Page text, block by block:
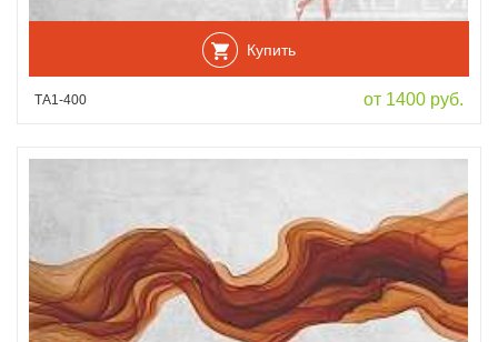
Купить
ТА1-400 от 1400 руб.